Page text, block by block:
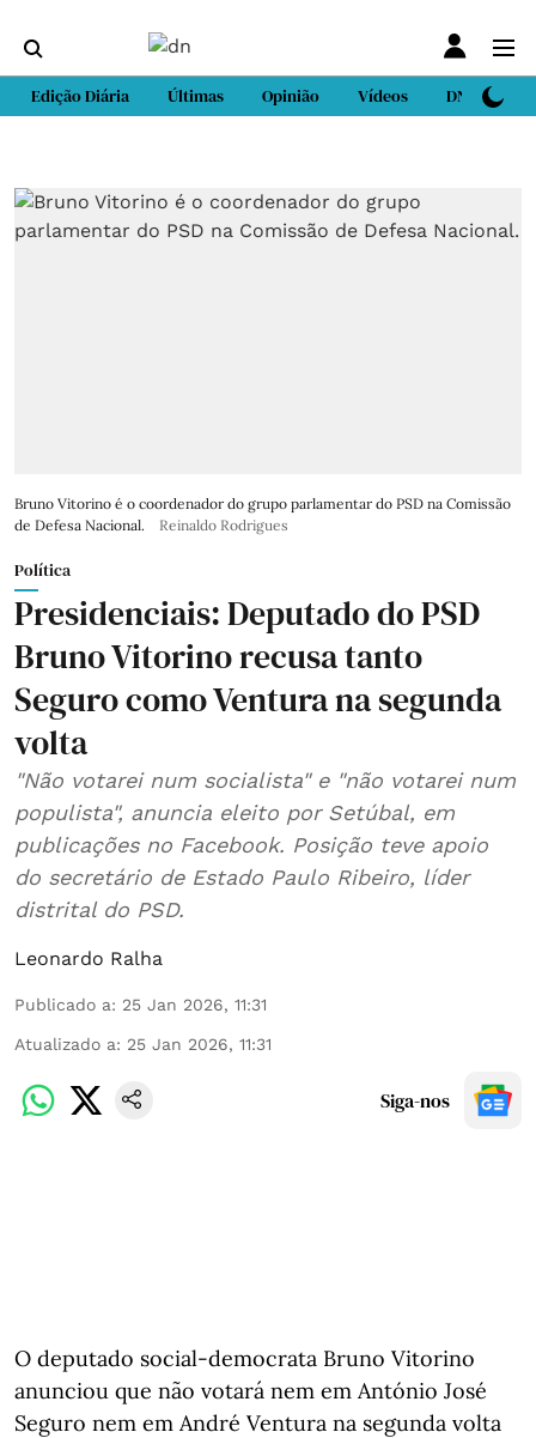
Edição Diária Últimas Opinião Vídeos DN Sport
Bruno Vitorino é o coordenador do grupo parlamentar do PSD na Comissão
de Defesa Nacional.
Reinaldo Rodrigues
Política
Presidenciais: Deputado do PSD
Bruno Vitorino recusa tanto
Seguro como Ventura na segunda
volta
"Não votarei num socialista" e "não votarei num
populista", anuncia eleito por Setúbal, em
publicações no Facebook. Posição teve apoio
do secretário de Estado Paulo Ribeiro, líder
distrital do PSD.
Leonardo Ralha
Publicado a: 25 Jan 2026, 11:31
Atualizado a: 25 Jan 2026, 11:31
Siga-nos
O deputado social-democrata Bruno Vitorino
anunciou que não votará nem em António José
Seguro nem em André Ventura na segunda volta